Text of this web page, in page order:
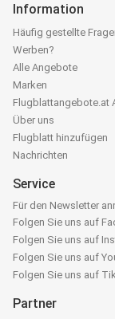
Information
Häufig gestellte
Werben?
Alle Angebote
Marken
Flugblattangebote.at
Über uns
Flugblatt hinzufügen
Nachrichten
Service
Für den Newsletter
Folgen Sie uns auf
Folgen Sie uns auf
Folgen Sie uns auf
Folgen Sie uns auf
Partner